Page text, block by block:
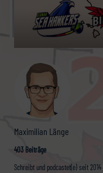
Maximilian Länge
403 Beiträge
Schreibt und podcastet(e) seit